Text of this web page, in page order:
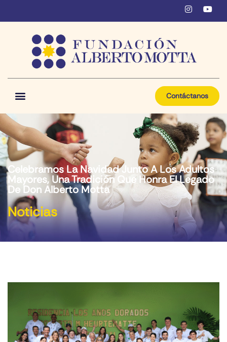
Contáctanos
Celebramos La Navidad Junto A Los Adultos
Mayores, Una Tradición Que Honra El Legado
De Don Alberto Motta
Noticias